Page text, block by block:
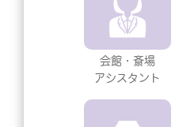
会館・斎場
アシスタント